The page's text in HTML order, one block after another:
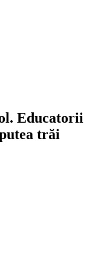
Educatorii
trăi